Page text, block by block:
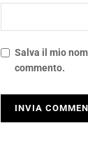
Salva il mio
commento.